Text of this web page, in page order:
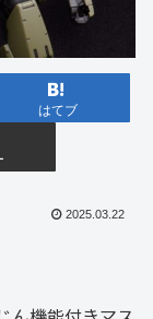
はてブ
2025.03.22